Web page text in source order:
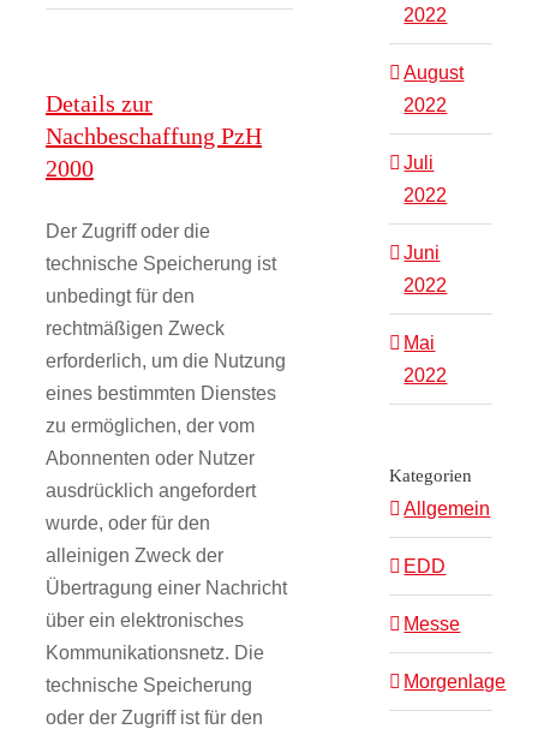
Details zur
Nachbeschaffung PzH
2000
Der Zugriff oder die
technische Speicherung ist
unbedingt für den
rechtmäßigen Zweck
erforderlich, um die Nutzung
eines bestimmten Dienstes
zu ermöglichen, der vom
Abonnenten oder Nutzer
ausdrücklich angefordert
wurde, oder für den
alleinigen Zweck der
Übertragung einer Nachricht
über ein elektronisches
Kommunikationsnetz. Die
technische Speicherung
oder der Zugriff ist für den
2022
August
2022
Juli
2022
Juni
2022
Mai
2022
Kategorien
Allgemein
EDD
Messe
Morgenlage